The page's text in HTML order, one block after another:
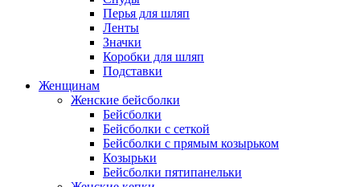
Перья для шляп
Ленты
Значки
Коробки для шляп
Подставки
Женщинам
Женские бейсболки
Бейсболки
Бейсболки с сеткой
Бейсболки с прямым козырьком
Козырьки
Бейсболки пятипанельки